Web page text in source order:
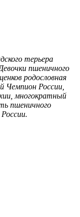
терьера
пшеничного
родословная
России,
многократный
пшеничного